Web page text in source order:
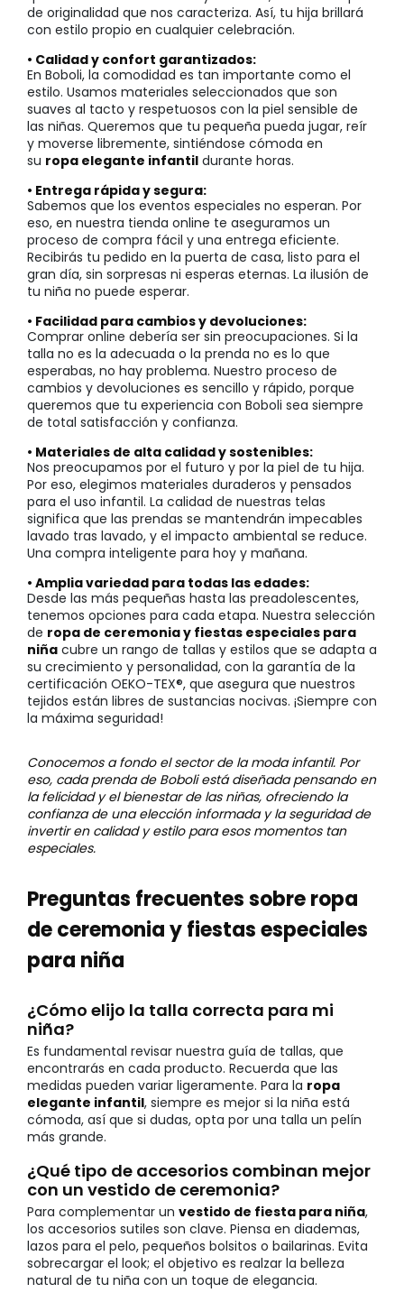
de originalidad que nos caracteriza. Así, tu hija brillará
con estilo propio en cualquier celebración.
• Calidad y confort garantizados:
En Boboli, la comodidad es tan importante como el
estilo. Usamos materiales seleccionados que son
suaves al tacto y respetuosos con la piel sensible de
las niñas. Queremos que tu pequeña pueda jugar, reír
y moverse libremente, sintiéndose cómoda en
su ropa elegante infantil durante horas.
• Entrega rápida y segura:
Sabemos que los eventos especiales no esperan. Por
eso, en nuestra tienda online te aseguramos un
proceso de compra fácil y una entrega eficiente.
Recibirás tu pedido en la puerta de casa, listo para el
gran día, sin sorpresas ni esperas eternas. La ilusión de
tu niña no puede esperar.
• Facilidad para cambios y devoluciones:
Comprar online debería ser sin preocupaciones. Si la
talla no es la adecuada o la prenda no es lo que
esperabas, no hay problema. Nuestro proceso de
cambios y devoluciones es sencillo y rápido, porque
queremos que tu experiencia con Boboli sea siempre
de total satisfacción y confianza.
• Materiales de alta calidad y sostenibles:
Nos preocupamos por el futuro y por la piel de tu hija.
Por eso, elegimos materiales duraderos y pensados
para el uso infantil. La calidad de nuestras telas
significa que las prendas se mantendrán impecables
lavado tras lavado, y el impacto ambiental se reduce.
Una compra inteligente para hoy y mañana.
• Amplia variedad para todas las edades:
Desde las más pequeñas hasta las preadolescentes,
tenemos opciones para cada etapa. Nuestra selección
de ropa de ceremonia y fiestas especiales para
niña cubre un rango de tallas y estilos que se adapta a
su crecimiento y personalidad, con la garantía de la
certificación OEKO-TEX®, que asegura que nuestros
tejidos están libres de sustancias nocivas. ¡Siempre con
la máxima seguridad!
Conocemos a fondo el sector de la moda infantil. Por
eso, cada prenda de Boboli está diseñada pensando en
la felicidad y el bienestar de las niñas, ofreciendo la
confianza de una elección informada y la seguridad de
invertir en calidad y estilo para esos momentos tan
especiales.
Preguntas frecuentes sobre ropa
de ceremonia y fiestas especiales
para niña
¿Cómo elijo la talla correcta para mi
niña?
Es fundamental revisar nuestra guía de tallas, que
encontrarás en cada producto. Recuerda que las
medidas pueden variar ligeramente. Para la ropa
elegante infantil, siempre es mejor si la niña está
cómoda, así que si dudas, opta por una talla un pelín
más grande.
¿Qué tipo de accesorios combinan mejor
con un vestido de ceremonia?
Para complementar un vestido de fiesta para niña,
los accesorios sutiles son clave. Piensa en diademas,
lazos para el pelo, pequeños bolsitos o bailarinas. Evita
sobrecargar el look; el objetivo es realzar la belleza
natural de tu niña con un toque de elegancia.